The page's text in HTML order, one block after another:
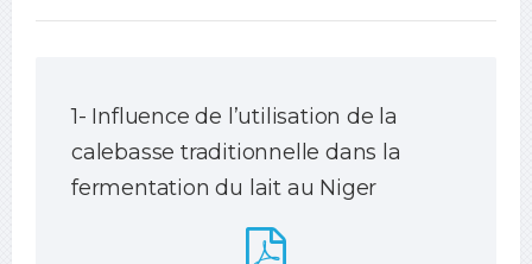
1- Influence de l’utilisation de la
calebasse traditionnelle dans la
fermentation du lait au Niger